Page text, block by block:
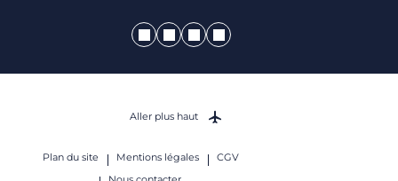
Plan du site Mentions légales
CGV
Aller plus haut